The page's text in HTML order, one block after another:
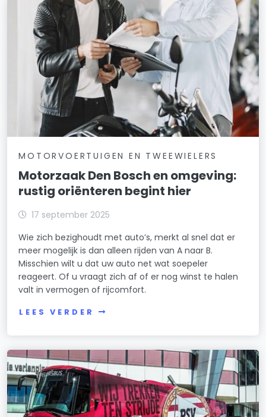
MOTORVOERTUIGEN EN TWEEWIELERS
Motorzaak Den Bosch en omgeving:
rustig oriënteren begint hier
17 september 2025
Wie zich bezighoudt met auto’s, merkt al snel dat er
meer mogelijk is dan alleen rijden van A naar B.
Misschien wilt u dat uw auto net wat soepeler
reageert. Of u vraagt zich af of er nog winst te halen
valt in vermogen of rijcomfort.
LEES VERDER